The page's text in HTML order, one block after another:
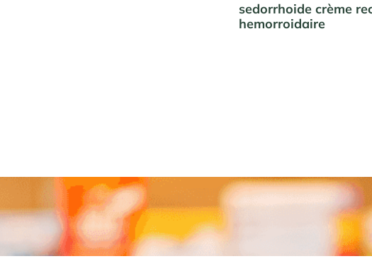
sedorrhoide crème
hemorroidaire